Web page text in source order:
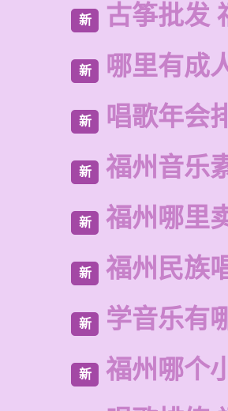
新 古筝批发
新 哪里有成
新 唱歌年会
新 福州音乐
新 福州哪里
新 福州民族
新 学音乐有
新
福州哪个